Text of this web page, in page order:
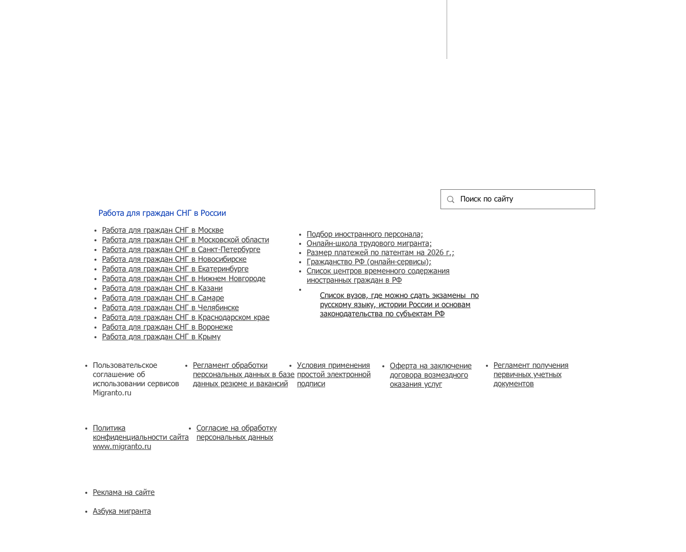
Работа для граждан СНГ в России
Работа для граждан СНГ в Москве
Работа для граждан СНГ в Московской области
Работа для граждан СНГ в Санкт-Петербурге
Работа для граждан СНГ в Новосибирске
Работа для граждан СНГ в Екатеринбурге
Работа для граждан СНГ в Нижнем Новгороде
Работа для граждан СНГ в Казани
Работа для граждан СНГ в Самаре
Работа для граждан СНГ в Челябинске
Работа для граждан СНГ в Краснодарском крае
Работа для граждан СНГ в Воронеже
Работа для граждан СНГ в Крыму
Пользовательское
соглашение об
использовании сервисов
Migranto.ru
Регламент обработки
персональных данных в базе
данных резюме и вакансий
Политика
конфиденциальности сайта
www.migranto.ru
Согласие на обработку
персональных данных
Реклама на сайте
Азбука мигранта
Список вузов, где можно сдать экзамены по
русскому языку, истории России и основам
законодательства по субъектам РФ
Подбор иностранного персонала;
Онлайн-школа трудового мигранта;
Размер платежей по патентам на 2026 г.;
Гражданство РФ (онлайн-сервисы);
Список центров временного содержания
иностранных граждан в РФ
Условия применения
простой электронной
подписи
​Оферта на заключение
договора возмездного
оказания услуг
Регламент получения
первичных учетных
документов